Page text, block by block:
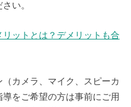
い。
ットとは？デメリットも合
カメラ、マイク、スピーカ
をご希望の方は事前にご用